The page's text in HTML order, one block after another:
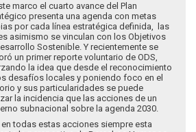
marco el cuarto avance del Plan
presenta una agenda con metas
por cada línea estratégica definida, las
asimismo se vinculan con los Objetivos
Sostenible. Y recientemente se
un primer reporte voluntario de ODS,
la idea que desde el reconocimiento
desafíos locales y poniendo foco en el
y sus particularidades se puede
la incidencia que las acciones de un
subnacional sobre la agenda 2030.
en todas estas acciones siempre esta